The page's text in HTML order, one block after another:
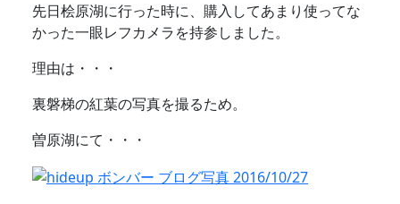
先日桧原湖に行った時に、購入してあまり使ってな
かった一眼レフカメラを持参しました。
理由は・・・
裏磐梯の紅葉の写真を撮るため。
曽原湖にて・・・